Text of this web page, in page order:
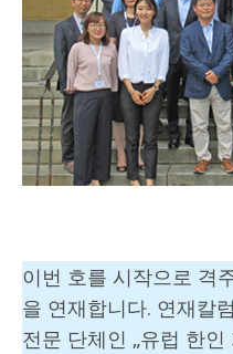
이번 호를 시작으로 격
을 연재합니다. 연재칼
전문 단체인 „유럽 한